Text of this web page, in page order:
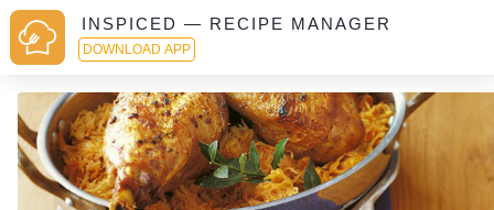
INSPICED — RECIPE MANAGER
DOWNLOAD APP